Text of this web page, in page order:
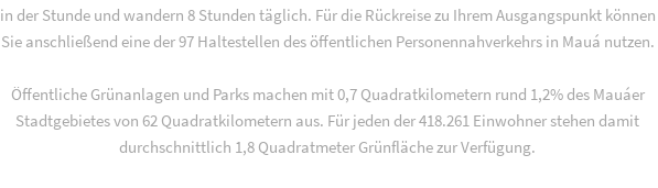
in der Stunde und wandern 8 Stunden täglich. Für die Rückreise zu Ihrem Ausgangspunkt können
Sie anschließend eine der 97 Haltestellen des öffentlichen Personennahverkehrs in Mauá nutzen.
Öffentliche Grünanlagen und Parks machen mit 0,7 Quadratkilometern rund 1,2% des Mauáer
Stadtgebietes von 62 Quadratkilometern aus. Für jeden der 418.261 Einwohner stehen damit
durchschnittlich 1,8 Quadratmeter Grünfläche zur Verfügung.